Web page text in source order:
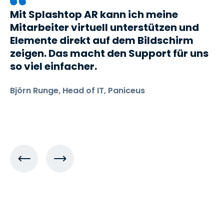
Mit Splashtop AR kann ich meine
Mitarbeiter virtuell unterstützen und
Elemente direkt auf dem Bildschirm
zeigen. Das macht den Support für uns
so viel einfacher.
Björn Runge, Head of IT, Paniceus